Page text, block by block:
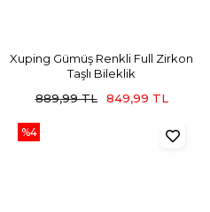
Xuping Gümüş Renkli Full Zirkon
Taşlı Bileklik
889,99 TL
849,99 TL
%4